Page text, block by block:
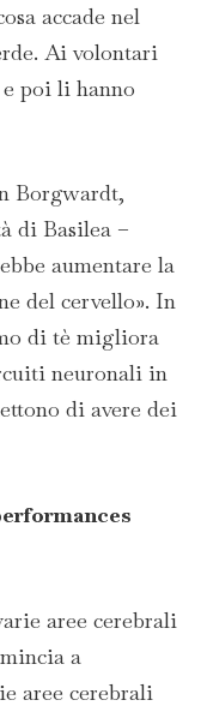
accade nel
Ai volontari
poi li hanno
Borgwardt,
di Basilea –
aumentare la
del cervello». In
di tè migliora
neuronali in
di avere dei
aree cerebrali
a
aree cerebrali